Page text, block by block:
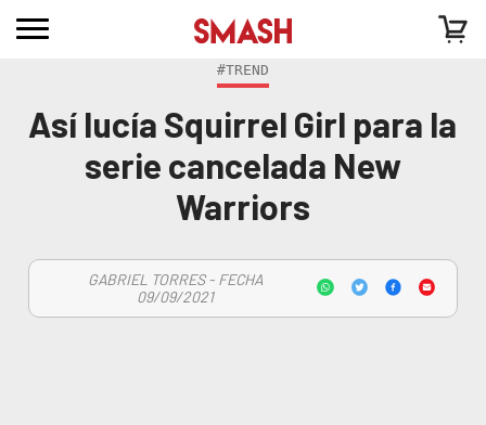
#TREND
Así lucía Squirrel Girl para la
serie cancelada New
Warriors
GABRIEL TORRES - FECHA
09/09/2021